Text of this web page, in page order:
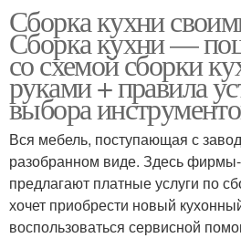
Сборка кухни
Сборка кухни —
со схемой сборки
руками + правила
выбора
Вся мебель, поступающая с
разобранном виде. Здесь
предлагают платные услуги по
хочет приобрести новый
воспользоваться сервисной